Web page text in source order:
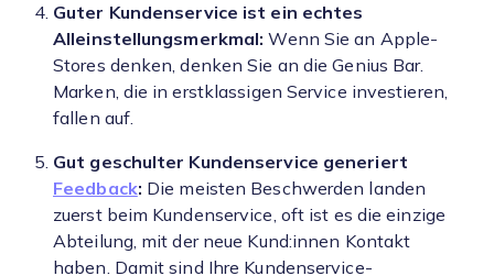
Guter Kundenservice ist ein echtes
Alleinstellungsmerkmal: Wenn Sie an Apple-
Stores denken, denken Sie an die Genius Bar.
Marken, die in erstklassigen Service investieren,
fallen auf.
Gut geschulter Kundenservice generiert
Feedback: Die meisten Beschwerden landen
zuerst beim Kundenservice, oft ist es die einzige
Abteilung, mit der neue Kund:innen Kontakt
haben. Damit sind Ihre Kundenservice-